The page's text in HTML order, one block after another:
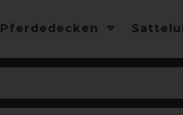
Pferdedecken